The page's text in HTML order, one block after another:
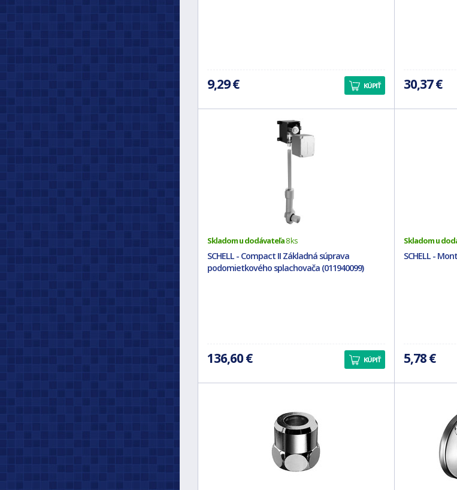
9,29 € KÚPIŤ 30,37 €
Skladom u dodávateľa8 ks
SCHELL - Compact II Základná súprava
podomietkového splachovača (011940099)
136,60 € KÚPIŤ
Skladom u
SCHELL -
5,78 €